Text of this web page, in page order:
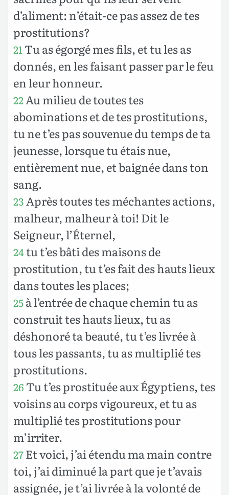
d’aliment: n’était-ce pas assez de tes
prostitutions?
21 Tu as égorgé mes fils, et tu les as
donnés, en les faisant passer par le feu
en leur honneur.
22Au milieu de toutes tes
abominations et de tes prostitutions,
tu ne t’es pas souvenue du temps de ta
jeunesse, lorsque tu étais nue,
entièrement nue, et baignée dans ton
sang.
23Après toutes tes méchantes actions,
malheur, malheur à toi! Dit le
Seigneur, l’Éternel,
24tu t’es bâti des maisons de
prostitution, tu t’es fait des hauts lieux
dans toutes les places;
25à l’entrée de chaque chemin tu as
construit tes hauts lieux, tu as
déshonoré ta beauté, tu t’es livrée à
tous les passants, tu as multiplié tes
prostitutions.
26 Tu t’es prostituée aux Égyptiens, tes
voisins au corps vigoureux, et tu as
multiplié tes prostitutions pour
m’irriter.
27Et voici, j’ai étendu ma main contre
toi, j’ai diminué la part que je t’avais
assignée, je t’ai livrée à la volonté de